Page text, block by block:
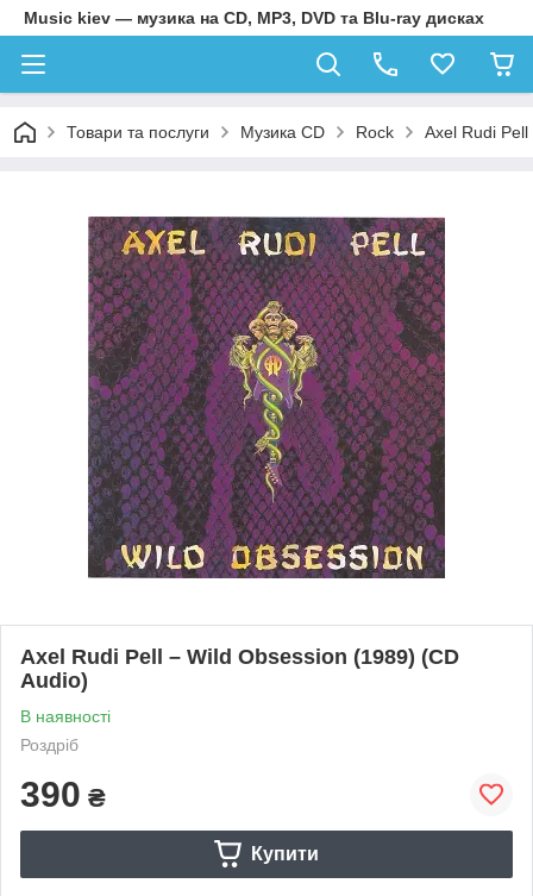
Music kiev — музика на CD, MP3, DVD та Blu-ray дисках
Товари та послуги Музика CD Rock Axel Rudi
Axel Rudi Pell – Wild Obsession (1989) (CD
Audio)
В наявності
Роздріб
390 ₴
Купити